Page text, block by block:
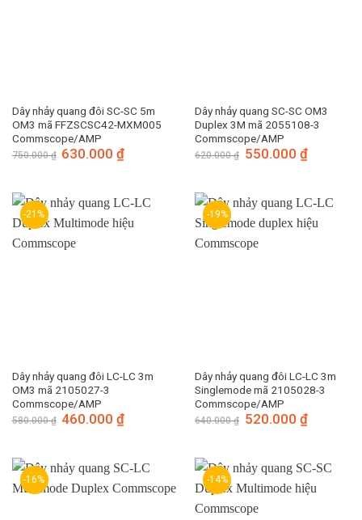
Dây nhảy quang đôi SC-SC 5m
OM3 mã FFZSCSC42-MXM005
Commscope/AMP
750.000₫ Giá
gốc
630.000₫
Dây nhảy quang SC-SC OM3
Duplex 3M mã 2055108-3
Commscope/AMP
620.000₫ Giá
gốc
550.000 ₫Giá
-21%
Dây nhảy quang đôi LC-LC 3m
OM3 mã 2105027-3
Commscope/AMP
580.000₫ Giá
gốc
460.000₫
-19%
Dây nhảy quang đôi LC-LC 3m
Singlemode mã 2105028-3
Commscope/AMP
640.000₫ Giá
gốc
520.000 ₫Giá
-16% -14%